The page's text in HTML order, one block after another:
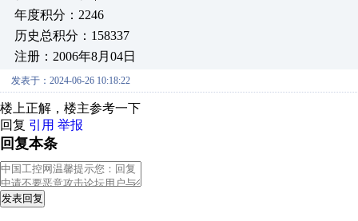
年度积分：2246
历史总积分：158337
注册：2006年8月04日
发表于：2024-06-26 10:18:22
楼上正解，楼主参考一下
回复 引用 举报
回复本条
发表回复